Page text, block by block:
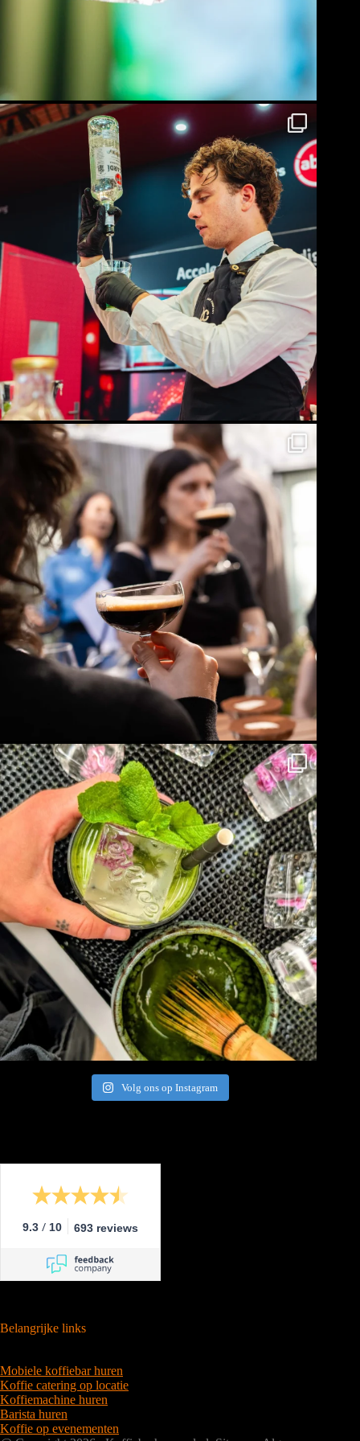
Volg ons op Instagram
9.3 / 10 693 reviews
Belangrijke links
Mobiele koffiebar huren
Koffie catering op locatie
Koffiemachine huren
Barista huren
Koffie op evenementen